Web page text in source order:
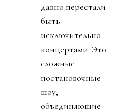
давно перестали
быть
исключительно
концертами. Это
сложные
постановочные
шоу,
объединяющие